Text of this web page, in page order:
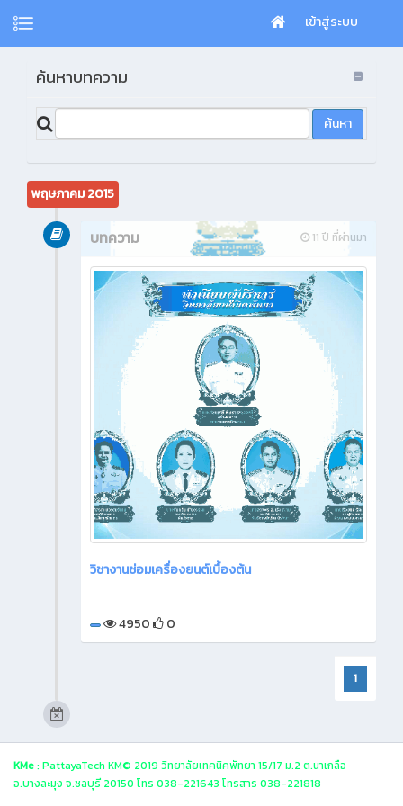
เข้าสู่ระบบ
ค้นหาบทความ
พฤษภาคม 2015
11 ปี ที่ผ่านมา
บทความ
วิชางานซ่อมเครื่องยนต์เบื้องต้น
4950 0
1
KMe: PattayaTech KM© 2019 วิทยาลัยเทคนิคพัทยา 15/17 ม.2 ต.นาเกลือ
อ.บางละมุง จ.ชลบุรี 20150 โทร 038-221643 โทรสาร 038-221818